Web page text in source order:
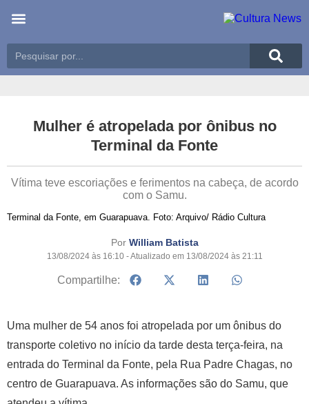
Mulher é atropelada por ônibus no
Terminal da Fonte
Vítima teve escoriações e ferimentos na cabeça, de acordo
com o Samu.
Terminal da Fonte, em Guarapuava. Foto: Arquivo/ Rádio Cultura
Por William Batista
13/08/2024 às 16:10 - Atualizado em 13/08/2024 às 21:11
Compartilhe:
Uma mulher de 54 anos foi atropelada por um ônibus do
transporte coletivo no início da tarde desta terça-feira, na
entrada do Terminal da Fonte, pela Rua Padre Chagas, no
centro de Guarapuava. As informações são do Samu, que